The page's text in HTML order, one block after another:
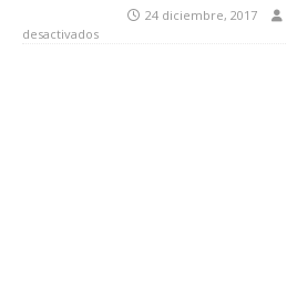
24 diciembre, 2017
desactivados